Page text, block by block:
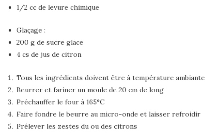
1/2 cc de levure chimique
Glaçage :
200 g de sucre glace
4 cs de jus de citron
Tous les ingrédients doivent être à température ambiante
Beurrer et fariner un moule de 20 cm de long
Préchauffer le four à 165°C
Faire fondre le beurre au micro-onde et laisser refroidir
Prélever les zestes du ou des citrons